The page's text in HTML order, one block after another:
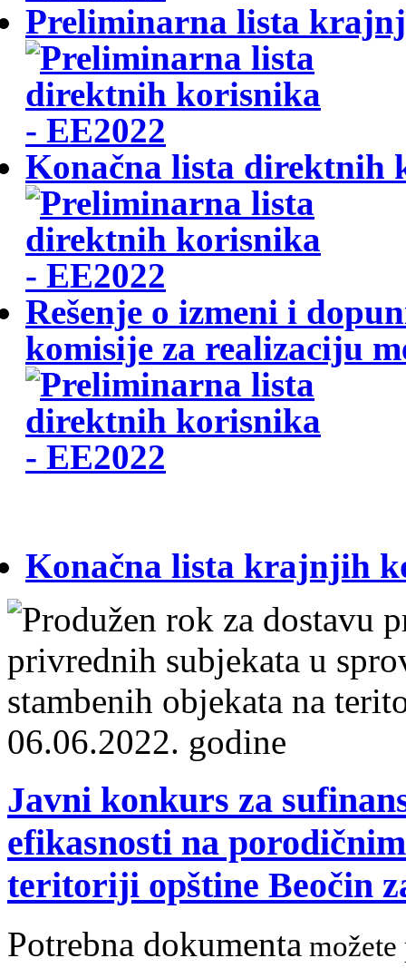
Preliminarna lista
Konačna lista
Rešenje o izmeni i
komisije za realizaciju
Konačna lista krajnjih
Javni konkurs za
efikasnosti na
teritoriji opštine Beočin
Potrebna dokumenta